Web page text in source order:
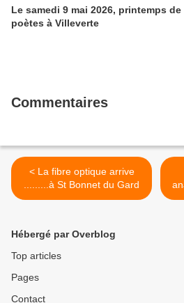
Le samedi 9 mai 2026, printemps de
poètes à Villeverte
Commentaires
< La fibre optique arrive
.........à St Bonnet du Gard
Hébergé par Overblog
Top articles
Pages
Contact